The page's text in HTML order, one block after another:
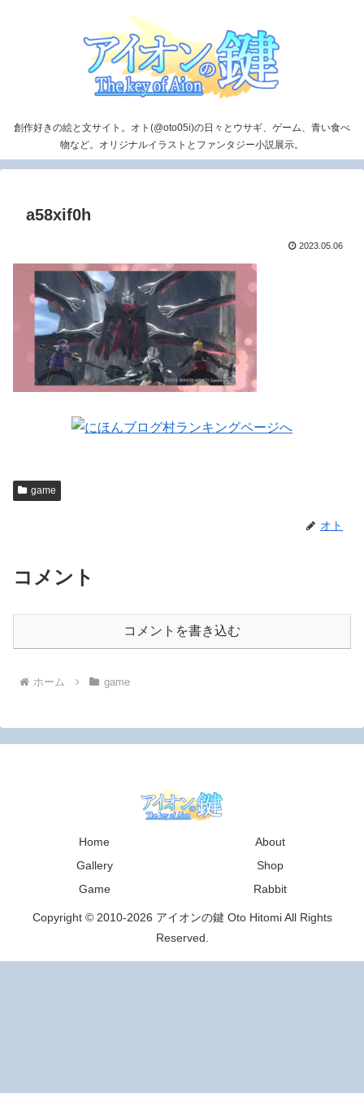
創作好きの絵と文サイト。オト(@oto05i)の日々とウサギ、ゲーム、青い食べ
物など。オリジナルイラストとファンタジー小説展示。
a58xif0h
2023.05.06
game
オト
コメント
コメントを書き込む
ホーム game
Home
About
Gallery
Shop
Game
Rabbit
Copyright © 2010-2026 アイオンの鍵 Oto Hitomi All Rights
Reserved.